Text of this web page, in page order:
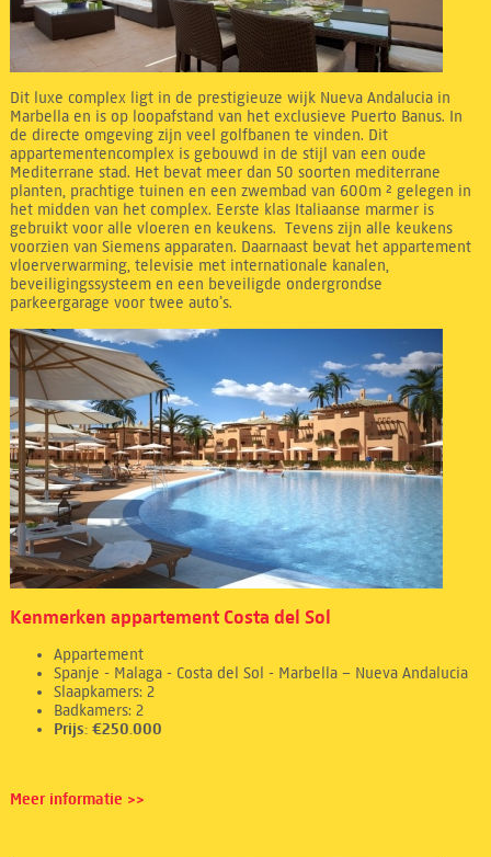
Dit luxe complex ligt in de prestigieuze wijk Nueva Andalucia in
Marbella en is op loopafstand van het exclusieve Puerto Banus. In
de directe omgeving zijn veel golfbanen te vinden. Dit
appartementencomplex is gebouwd in de stijl van een oude
Mediterrane stad. Het bevat meer dan 50 soorten mediterrane
planten, prachtige tuinen en een zwembad van 600m ² gelegen in
het midden van het complex. Eerste klas Italiaanse marmer is
gebruikt voor alle vloeren en keukens. Tevens zijn alle keukens
voorzien van Siemens apparaten. Daarnaast bevat het appartement
vloerverwarming, televisie met internationale kanalen,
beveiligingssysteem en een beveiligde ondergrondse
parkeergarage voor twee auto’s.
Kenmerken appartement Costa del Sol
Appartement
Spanje - Malaga - Costa del Sol - Marbella – Nueva Andalucia
Slaapkamers: 2
Badkamers: 2
Prijs: €250.000
Meer informatie >>